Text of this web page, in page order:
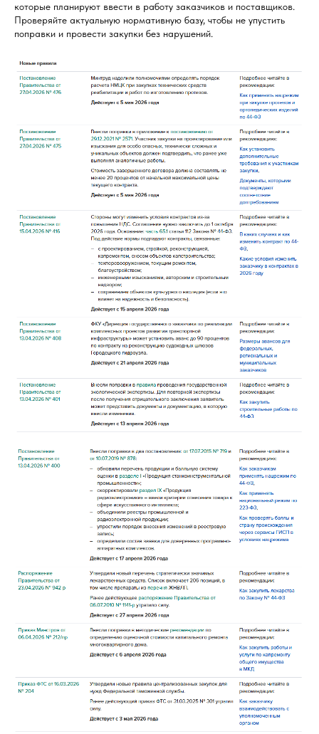
которые планируют ввести в работу заказчиков и поставщиков.
Проверяйте актуальную нормативную базу, чтобы не упустить
поправки и провести закупки без нарушений.